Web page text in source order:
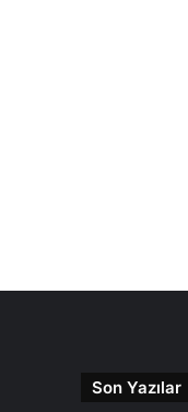
Son Yazılar